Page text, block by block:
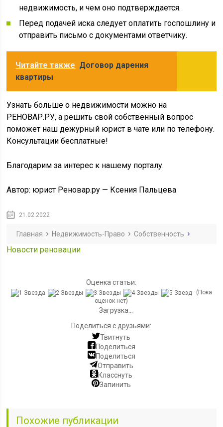
недвижимость, и чем оно подтверждается.
Перед подачей иска следует оплатить госпошлину и
отправить письмо с документами ответчику.
Читайте также Договор дарения
квартиры
Узнать больше о недвижимости можно на
РЕНОВАР.РУ, а решить свой собственный вопрос
поможет наш дежурный юрист в чате или по телефону.
Консультации бесплатные!
Благодарим за интерес к нашему порталу.
Автор: юрист Реновар.ру — Ксения Пальцева
21.02.2022
Главная Недвижимость-Право Собственность
Новости реновации
Оценка статьи:
(Пока
оценок нет)
Загрузка...
Поделиться с друзьями:
Твитнуть
Поделиться
Поделиться
Отправить
Класснуть
Запинить
Похожие публикации